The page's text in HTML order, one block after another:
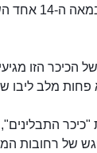
מימי הביניים
הכיכר הזו
פחות מלב ליבו
של רחובות